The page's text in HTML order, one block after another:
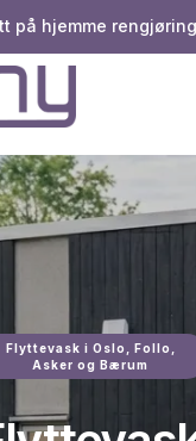
på hjemme
Flyttevask i Oslo, Follo,
Asker og Bærum